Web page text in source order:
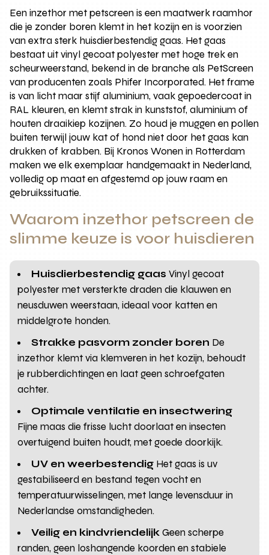
Een inzethor met petscreen is een maatwerk raamhor
die je zonder boren klemt in het kozijn en is voorzien
van extra sterk huisdierbestendig gaas. Het gaas
bestaat uit vinyl gecoat polyester met hoge trek en
scheurweerstand, bekend in de branche als PetScreen
van producenten zoals Phifer Incorporated. Het frame
is van licht maar stijf aluminium, vaak gepoedercoat in
RAL kleuren, en klemt strak in kunststof, aluminium of
houten draaikiep kozijnen. Zo houd je muggen en pollen
buiten terwijl jouw kat of hond niet door het gaas kan
drukken of krabben. Bij Kronos Wonen in Rotterdam
maken we elk exemplaar handgemaakt in Nederland,
volledig op maat en afgestemd op jouw raam en
gebruikssituatie.
Waarom inzethor petscreen de
slimme keuze is voor huisdieren
Huisdierbestendig gaas Vinyl gecoat
polyester met versterkte draden die klauwen en
neusduwen weerstaan, ideaal voor katten en
middelgrote honden.
Strakke pasvorm zonder boren De
inzethor klemt via klemveren in het kozijn, behoudt
je rubberdichtingen en laat geen schroefgaten
achter.
Optimale ventilatie en insectwering
Fijne maas die frisse lucht doorlaat en insecten
overtuigend buiten houdt, met goede doorkijk.
UV en weerbestendig Het gaas is uv
gestabiliseerd en bestand tegen vocht en
temperatuurwisselingen, met lange levensduur in
Nederlandse omstandigheden.
Veilig en kindvriendelijkGeen scherpe
randen, geen loshangende koorden en stabiele